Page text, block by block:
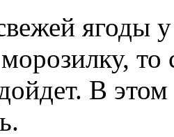
ягоды
В